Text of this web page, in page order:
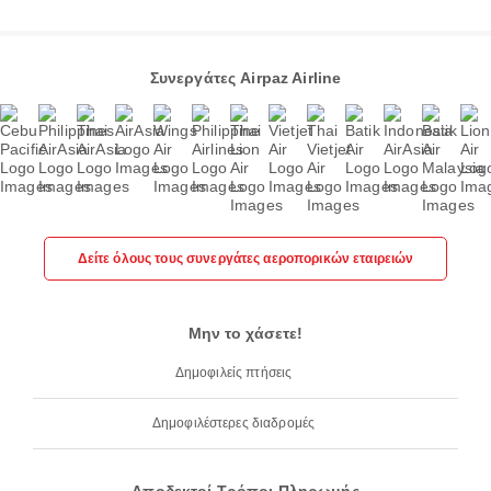
Συνεργάτες Airpaz Airline
Δείτε όλους τους συνεργάτες αεροπορικών εταιρειών
Μην το χάσετε!
Δημοφιλείς πτήσεις
Δημοφιλέστερες διαδρομές